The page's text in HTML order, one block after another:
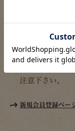
色やデザインは
場合もあります
革紐は耐久性が
く中で切れる
注意下さい。
新規会員登録ペー